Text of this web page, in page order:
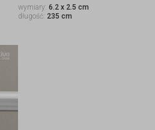
wymiary: 6.2 x 2.5 cm
długość: 235 cm